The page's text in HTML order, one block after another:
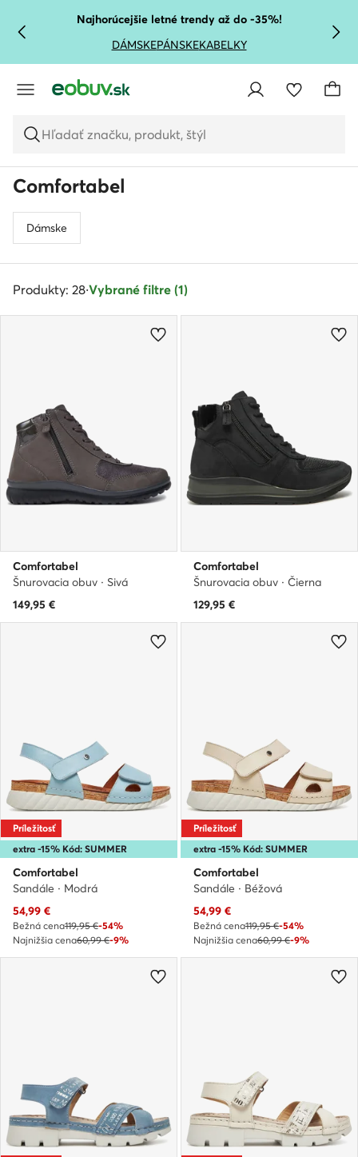
PREJSŤ NA HLAVNÝ OBSAH
PREJSŤ NA VYHĽADÁVANIE
Najhorúcejšie letné trendy až do -35%!
DÁMSKEPÁNSKEKABELKY
Hľadať značku, produkt, štýl
Comfortabel
Dámske
Produkty: 28·Vybrané filtre (1)
Comfortabel
Šnurovacia obuv · Sivá
149,95 €
Comfortabel
Šnurovacia obuv · Čierna
129,95 €
extra -15% Kód: SUMMER
Príležitosť
Comfortabel
Sandále · Modrá
Aktuálna cena
54,99 €
Bežná cena119,95 €-54%
Najnižšia cena60,99 €-9%
extra -15% Kód: SUMMER
Príležitosť
Comfortabel
Sandále · Béžová
Aktuálna cena
54,99 €
Bežná cena119,95 €-54%
Najnižšia cena60,99 €-9%